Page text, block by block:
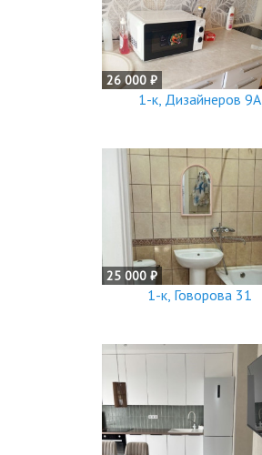
26 000 ₽
1-к, Дизайнеров 9А
25 000 ₽
1-к, Говорова 31